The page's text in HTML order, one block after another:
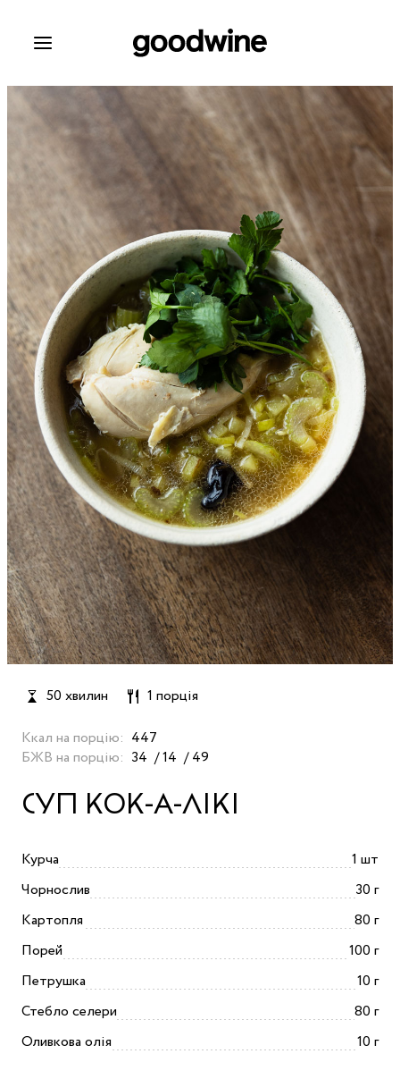
50 хвилин 1 порція
Ккал на порцію: 447
БЖВ на порцію: 34 14 49
СУП КОК-А-ЛІКІ
Курча
1 шт
Чорнослив
30 г
Картопля
80 г
Порей
100 г
Петрушка
10 г
Стебло селери
80 г
Оливкова олія
10 г